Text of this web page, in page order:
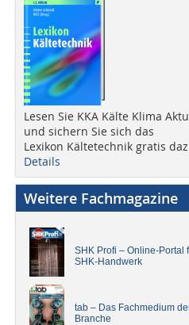
Lesen Sie KKA Kälte Klima
und sichern Sie sich das
Lexikon Kältetechnik gratis
Details
Weitere Fachmagazine
SHK Profi – Online-Portal
SHK-Handwerk
tab – Das Fachmedium
Branche